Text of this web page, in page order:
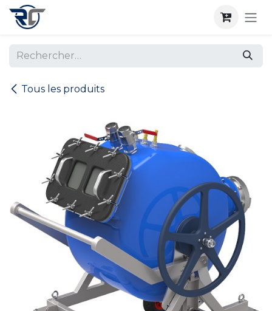
Se rendre au contenu
Tous les produits